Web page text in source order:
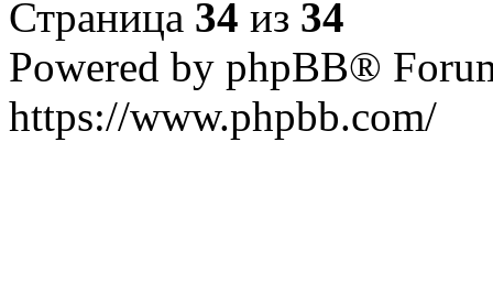
Страница 34 из 34
Powered by phpBB®
https://www.phpbb.com/